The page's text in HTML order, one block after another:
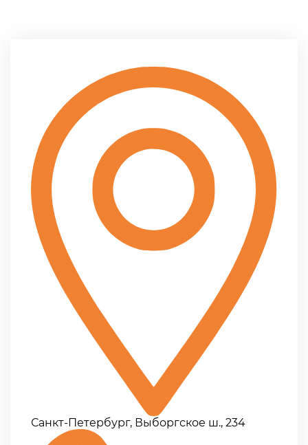
Санкт-Петербург, Выборгское ш., 234